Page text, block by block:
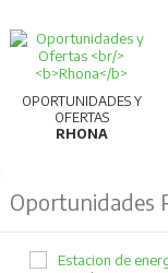
eléctricos.
Resistencia a
Diseñado
OPORTUNIDADES Y
OFERTAS
RHONA
Oportunidades